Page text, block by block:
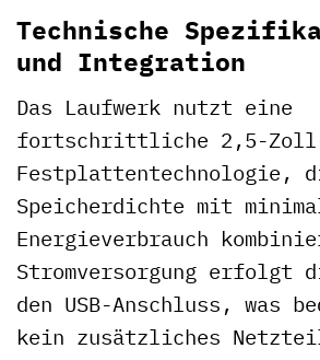
Technische
und Integration
Das Laufwerk nutzt eine
fortschrittliche 2,5-
Festplattentechnologie,
Speicherdichte mit
Energieverbrauch
Stromversorgung erfolgt
den USB-Anschluss, was
kein zusätzliches